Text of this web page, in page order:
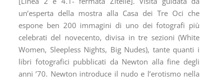
un’esperta della mostra alla Casa dei Tre Oci che
espone ben 200 immagini di uno dei fotografi più
celebrati del novecento, divisa in tre sezioni (White
Women, Sleepless Nights, Big Nudes), tante quanti i
libri fotografici pubblicati da Newton alla fine degli
anni ’70. Newton introduce il nudo e l’erotismo nella